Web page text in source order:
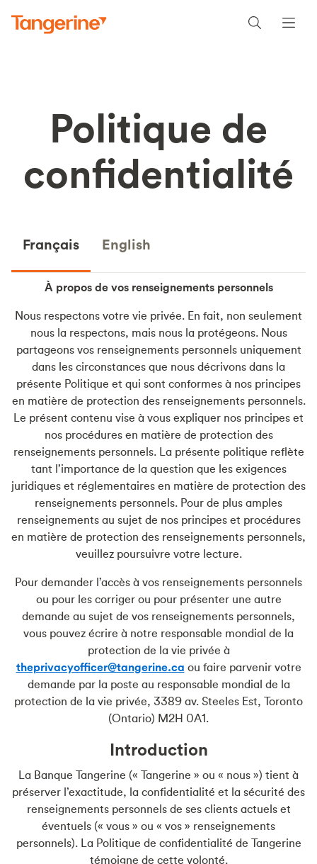
Politique de
confidentialité
Français English
À propos de vos renseignements personnels
Nous respectons votre vie privée. En fait, non seulement
nous la respectons, mais nous la protégeons. Nous
partageons vos renseignements personnels uniquement
dans les circonstances que nous décrivons dans la
présente Politique et qui sont conformes à nos principes
en matière de protection des renseignements personnels.
Le présent contenu vise à vous expliquer nos principes et
nos procédures en matière de protection des
renseignements personnels. La présente politique reflète
tant l’importance de la question que les exigences
juridiques et réglementaires en matière de protection des
renseignements personnels. Pour de plus amples
renseignements au sujet de nos principes et procédures
en matière de protection des renseignements personnels,
veuillez poursuivre votre lecture.
Pour demander l’accès à vos renseignements personnels
ou pour les corriger ou pour présenter une autre
demande au sujet de vos renseignements personnels,
vous pouvez écrire à notre responsable mondial de la
protection de la vie privée à
theprivacyofficer@tangerine.ca ou faire parvenir votre
demande par la poste au responsable mondial de la
protection de la vie privée, 3389 av. Steeles Est, Toronto
(Ontario) M2H 0A1.
Introduction
La Banque Tangerine (« Tangerine » ou « nous ») tient à
préserver l’exactitude, la confidentialité et la sécurité des
renseignements personnels de ses clients actuels et
éventuels (« vous » ou « vos » renseignements
personnels). La Politique de confidentialité de Tangerine
témoigne de cette volonté.